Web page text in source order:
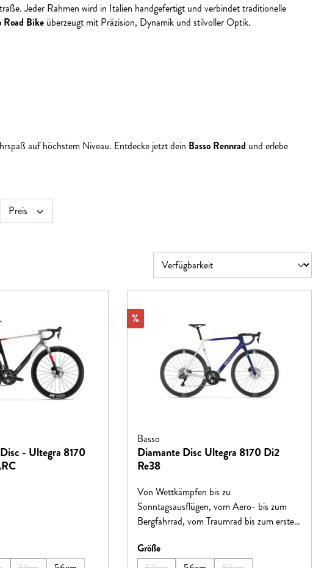
Jeder Rahmen wird in Italien handgefertigt und verbindet traditionelle
Road Bike überzeugt mit Präzision, Dynamik und stilvoller Optik.
auf höchstem Niveau. Entdecke jetzt dein Basso Rennrad und erlebe
Preis
- Ultegra 8170
Rabatt
%
Basso
Diamante Disc Ultegra 8170 Di2
Re38
Von Wettkämpfen bis zu
Sonntagsausflügen, vom Aero- bis zum
Bergfahrrad, vom Traumrad bis zum ersten
das gleiche: Fahrräder zu schaffen, die mit
ihrer Fahrqualität Sie dazu inspirieren,
Größeauswählen